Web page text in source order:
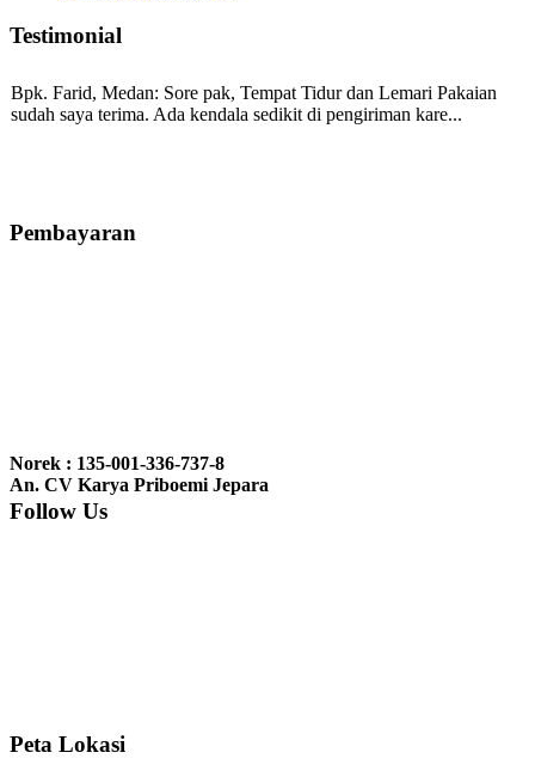
Testimonial
Bpk. Farid, Medan: Sore pak, Tempat Tidur dan Lemari Pakaian
sudah saya terima. Ada kendala sedikit di pengiriman kare...
bale2 dan kursi teras saya sudah saya terima dan p...
nyesel deh beli geby...
Pembayaran
Norek : 135-001-336-737-8
An. CV Karya Priboemi Jepara
Follow Us
Peta Lokasi